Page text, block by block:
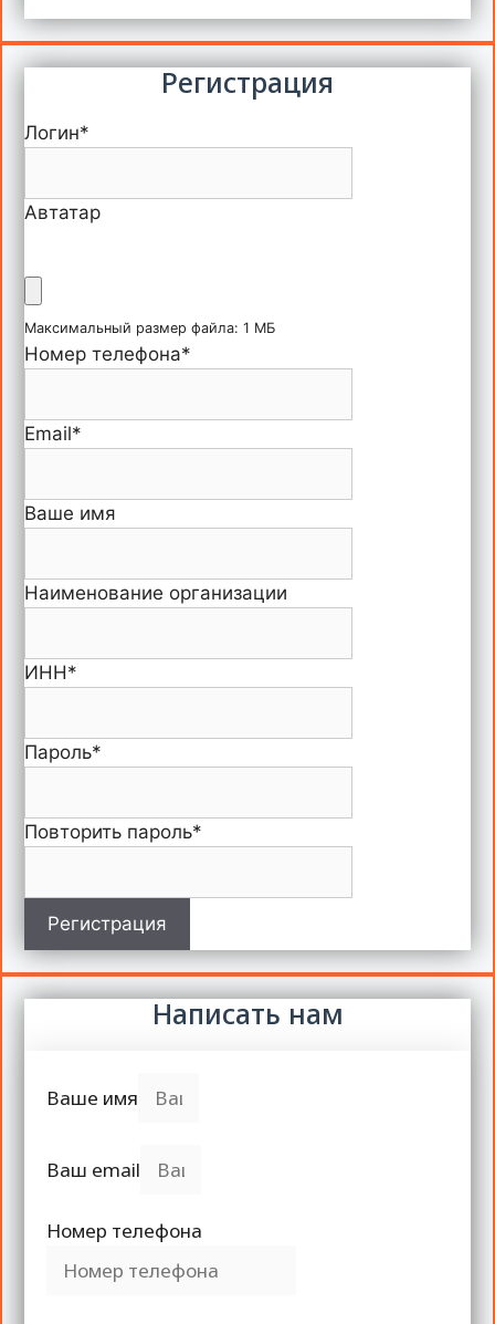
Регистрация
Логин*
Автатар
Максимальный размер файла: 1 МБ
Номер телефона*
Email*
Ваше имя
Наименование организации
ИНН*
Пароль*
Повторить пароль*
Регистрация
Написать нам
Ваше имя
Ваш email
Номер телефона